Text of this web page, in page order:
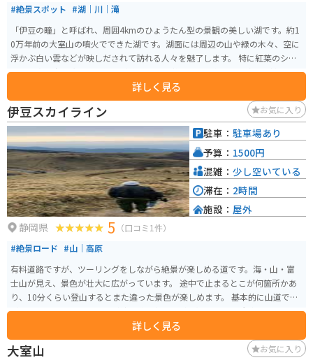
#絶景スポット #湖｜川｜滝
「伊豆の瞳」と呼ばれ、周囲4kmのひょうたん型の景観の美しい湖です。約1
0万年前の大室山の噴火でできた湖です。湖面には周辺の山や緑の木々、空に
浮かぶ白い雲などが映しだされて訪れる人々を魅了します。 特に紅葉のシー
ズンは真っ赤に染まった樹木が美しい湖を彩ります。水辺には珍しい植物を
見ることができ、チョウジソウの群生は県内で唯一自生していると言われて
います。四季折々に違った景色が楽しめるため、旬の風景を求めて多くの人
が訪れます。 バス釣りでも有名です。近隣にはおしゃれなカフェもあり、ゆ
っくりと過ごせます。無料駐車場があります。
詳しく見る
伊豆スカイライン お気に入り
静岡県 5 （口コミ1件）
#絶景ロード #山｜高原
有料道路ですが、ツーリングをしながら絶景が楽しめる道です。海・山・富
士山が見え、景色が壮大に広がっています。 途中で止まるとこが何箇所かあ
り、10分くらい登山するとまた違った景色が楽しめます。 基本的に山道です
が、開けてくるといい景色が続く道で富士山が一望できる場所が多くていい
道です。温泉もあり寄り道もできます。
詳しく見る
駐車： 駐車場あり
予算： 1500円
混雑： 少し空いている
滞在： 2時間
施設： 屋外
大室山 お気に入り